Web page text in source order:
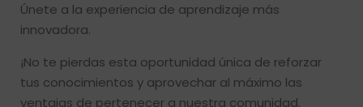
Únete a la experiencia de aprendizaje más
innovadora.
¡No te pierdas esta oportunidad única de reforzar
tus conocimientos y aprovechar al máximo las
ventajas de pertenecer a nuestra comunidad.